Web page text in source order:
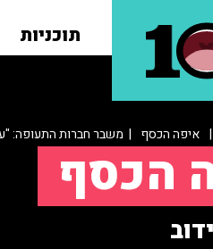
תוכניות
| איפה הכסף | משבר חברות התעופה:
הכסף